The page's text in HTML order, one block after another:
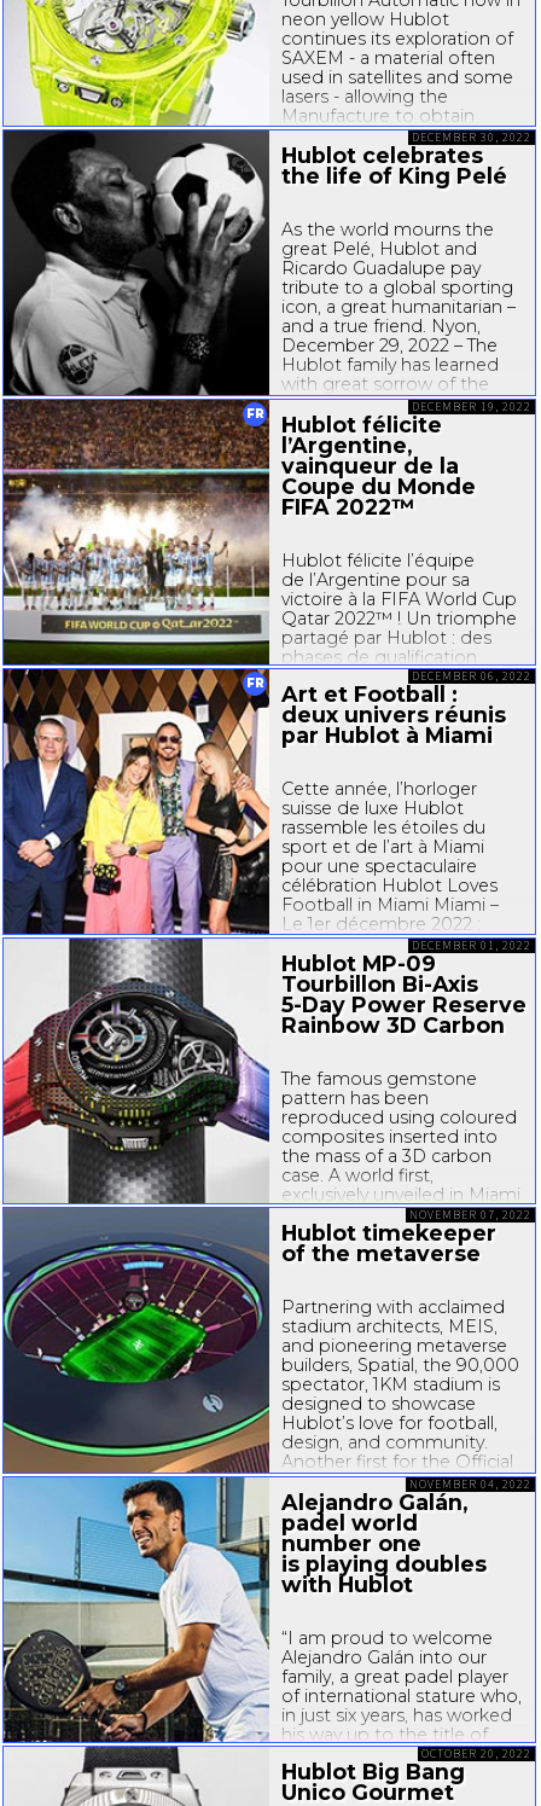
neon yellow Hublot
continues its exploration of
SAXEM - a material often
used in satellites and some
lasers - allowing the
Manufacture to obtain
unprecedented translucent
colours, of which neon
yellow. A first for Hublot and
for watchmaking...
Hublot celebrates
the life of King Pelé
As the world mourns the
great Pelé, Hublot and
Ricardo Guadalupe pay
tribute to a global sporting
icon, a great humanitarian –
and a true friend. Nyon,
December 29, 2022 – The
Hublot family has learned
with great sorrow of the
passing of Edson Arantes
do Nascimento, known to
the world simply and...
DECEMBER 30, 2022
FR
Hublot félicite
l’Argentine,
vainqueur de la
Coupe du Monde
FIFA 2022™
Hublot félicite l’équipe
de l’Argentine pour sa
victoire à la FIFA World Cup
Qatar 2022™ ! Un triomphe
partagé par Hublot : des
phases de qualification
jusqu’à la finale du
dimanche 18 décembre,
seul Hublot a participé, sur
le terrain, à tous les matchs
de la compétition...
DECEMBER 19, 2022
FR
Art et Football :
deux univers réunis
par Hublot à Miami
Cette année, l’horloger
suisse de luxe Hublot
rassemble les étoiles du
sport et de l’art à Miami
pour une spectaculaire
célébration Hublot Loves
Football in Miami Miami –
Le 1er décembre 2022 :
Miami ne connaît pas
de fête plus grandiose que
Art Basel et le football n’a
pas...
DECEMBER 06, 2022
Hublot MP-09
Tourbillon Bi-Axis
5-Day Power Reserve
Rainbow 3D Carbon
The famous gemstone
pattern has been
reproduced using coloured
composites inserted into
the mass of a 3D carbon
case. A world first,
exclusively unveiled in Miami
during the Hublot Loves Art
in Miami event. A
Manufacture is a racing
engine is...
DECEMBER 01, 2022
Hublot timekeeper
of the metaverse
Partnering with acclaimed
stadium architects, MEIS,
and pioneering metaverse
builders, Spatial, the 90,000
spectator, 1KM stadium is
designed to showcase
Hublot’s love for football,
design, and community.
Another first for the Official
Timekeeper in the world of
football, Swiss luxury
watchmaker...
NOVEMBER 07, 2022
Alejandro Galán,
padel world
number one
is playing doubles
with Hublot
“I am proud to welcome
Alejandro Galán into our
family, a great padel player
of international stature who,
in just six years, has worked
his way up to the title of
number one in Padel. His
teamwork, coupled with a
relentless pursuit of
NOVEMBER 04, 2022
Hublot Big Bang
Unico Gourmet
OCTOBER 20, 2022